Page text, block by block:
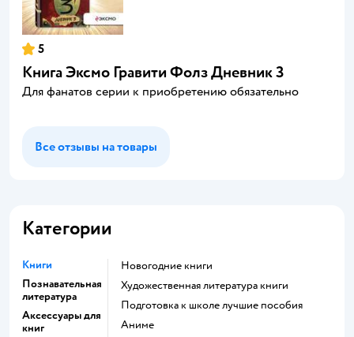
5
Книга Эксмо Гравити Фолз Дневник 3
Для фанатов серии к приобретению обязательно
Все отзывы на товары
Категории
Книги
Познавательная
литература
Аксессуары для
книг
новогодние книги
художественная литература книги
подготовка к школе лучшие пособия
Аниме